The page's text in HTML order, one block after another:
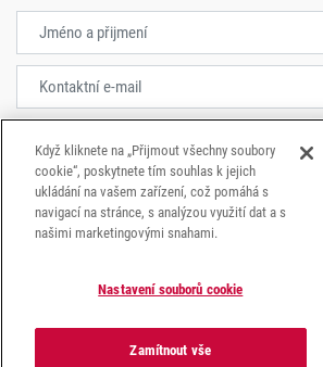
Souhlasím sezpracování osobních údajů.
Když kliknete na „Přijmout všechny soubory
cookie“, poskytnete tím souhlas k jejich
ukládání na vašem zařízení, což pomáhá s
navigací na stránce, s analýzou využití dat a s
našimi marketingovými snahami.
Nastavení souborů cookie
Zamítnout vše